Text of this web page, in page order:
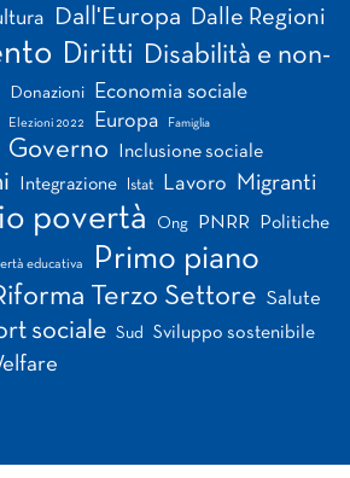
Dall'Europa Dalle Regioni
Diritti Disabilità e non-
Donazioni Economia sociale
Elezioni 2022 Europa Famiglia
Governo Inclusione sociale
Integrazione Istat Lavoro Migranti
povertà Ong PNRR Politiche
educativa Primo piano
Terzo Settore Salute
sociale Sud Sviluppo sostenibile